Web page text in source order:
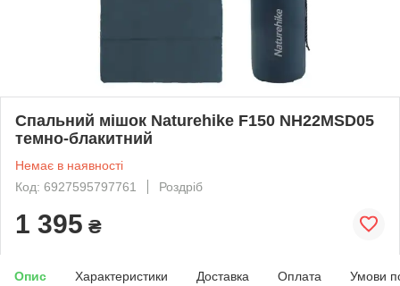
Спальний мішок Naturehike F150 NH22MSD05
темно-блакитний
Немає в наявності
Код: 6927595797761
Роздріб
1 395 ₴
Опис Характеристики Доставка Оплата Умови